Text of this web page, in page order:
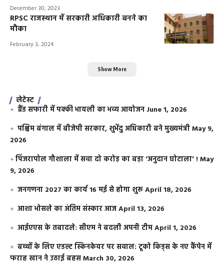
December 30, 2023
RPSC राजस्थान में सरकारी अधिकारी बनने का
मौका
February 3, 2024
Show More
लेटेस्ट
ग्रैंड सफारी में पक्की भायली का भव्य आयोजन June 1, 2026
पश्चिम बंगाल में बीजेपी सरकार, शुभेंदु अधिकारी बने मुख्यमंत्रीMay 9,
2026
​पिंजरापोल गौशाला में सवा दो करोड़ का बड़ा ‘अनुदान घोटाला’ !May
9, 2026
जनगणना 2027 का कार्य 16 मई से होगा शुरूApril 18, 2026
आशा भोसले का अंतिम संस्कार आजApril 13, 2026
आईएएस के तबादले: सीएम ने बदली अपनी टीमApril 1, 2026
बच्चों के लिए एडल्ट स्किनकेयर पर सवाल: टूको किड्स के नए कैंपेन में
फराह खान ने उठाई बहसMarch 30, 2026